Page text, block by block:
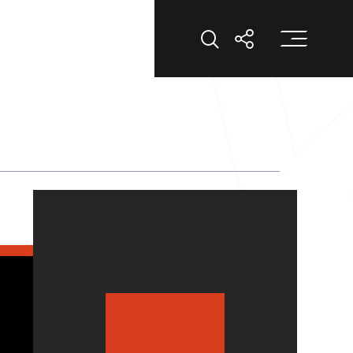
打開搜索打開分享打